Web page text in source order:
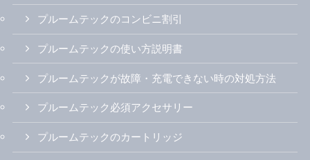
プルームテックのコンビニ割引
プルームテックの使い方説明書
プルームテックが故障・充電できない時の対処方法
プルームテック必須アクセサリー
プルームテックのカートリッジ